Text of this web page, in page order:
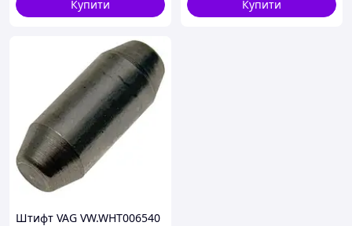
Купити
Купити
Штифт VAG VW.WHT006540